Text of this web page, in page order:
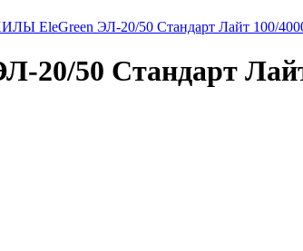
EleGreen ЭЛ-20/50 Стандарт Лайт 100/
50 Стандарт